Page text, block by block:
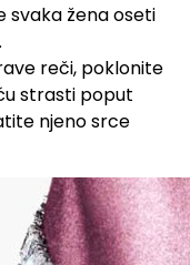
svaka žena oseti
reči, poklonite
strasti poput
njeno srce